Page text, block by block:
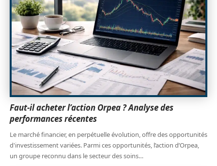
Faut-il acheter l’action Orpea ? Analyse des
performances récentes
Le marché financier, en perpétuelle évolution, offre des opportunités
d'investissement variées. Parmi ces opportunités, l’action d’Orpea,
un groupe reconnu dans le secteur des soins…